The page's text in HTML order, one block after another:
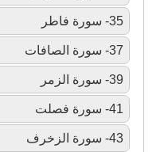
35- سورة فاطر
37- سورة الصافات
39- سورة الزمر
41- سورة فصلت
43- سورة الزخرف